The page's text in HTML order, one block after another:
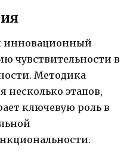
инновационный
чувствительности в
Методика
несколько этапов,
ключевую роль в